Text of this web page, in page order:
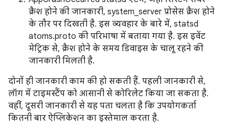
क्रैश होने की जानकारी, system_server प्रोसेस क्रैश होने
के तौर पर दिखती है. इस व्यवहार के बारे में, statsd
atoms.proto की परिभाषा में बताया गया है. इस इवेंट
मेट्रिक से, क्रैश होने के समय डिवाइस के चालू रहने की
जानकारी मिलती है.
दोनों ही जानकारी काम की हो सकती हैं. पहली जानकारी से,
लॉग में टाइमस्टैंप को आसानी से कोरिलेट किया जा सकता है.
वहीं, दूसरी जानकारी से यह पता चलता है कि उपयोगकर्ता
कितनी बार ऐप्लिकेशन का इस्तेमाल करता है.